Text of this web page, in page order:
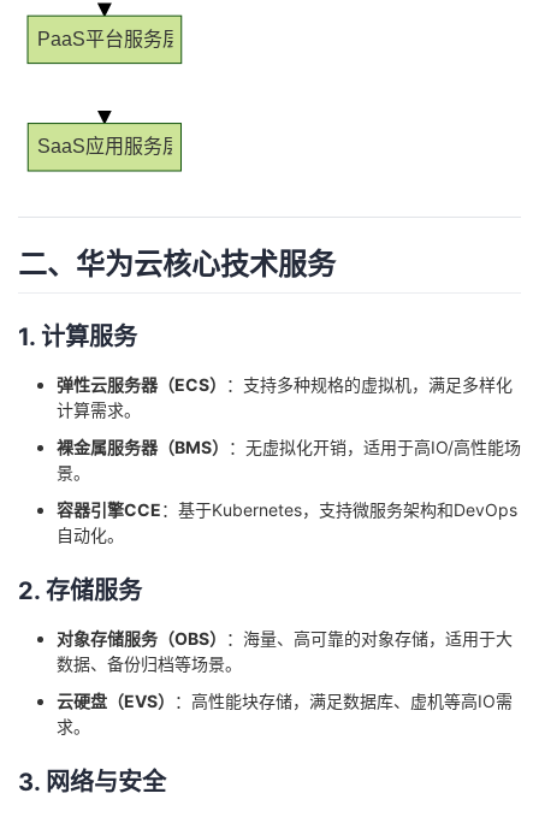
我
课
的
我
的
技
术
我
的
云
PaaS平台服务层
SaaS应用服务层
二、华为云核心技术服务
1. 计算服务
弹性云服务器（ECS）
：支持多种规格的虚拟机，满足多样化
计算需求。
裸金属服务器（BMS）
：无虚拟化开销，适用于高IO/高性能场
景。
容器引擎CCE：基于Kubernetes，支持微服务架构和DevOps
自动化。
2. 存储服务
对象存储服务（OBS）
：海量、高可靠的对象存储，适用于大
数据、备份归档等场景。
云硬盘（EVS）
：高性能块存储，满足数据库、虚机等高IO需
求。
3. 网络与安全